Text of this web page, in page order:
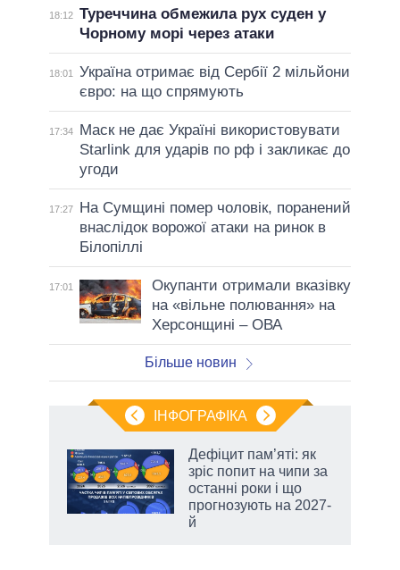
18:12 Туреччина обмежила рух суден у
Чорному морі через атаки
18:01 Україна отримає від Сербії 2 мільйони
євро: на що спрямують
17:34
Маск не дає Україні використовувати
Starlink для ударів по рф і закликає до
угоди
17:27
На Сумщині помер чоловік, поранений
внаслідок ворожої атаки на ринок в
Білопіллі
17:01
Окупанти отримали вказівку
на «вільне полювання» на
Херсонщині – ОВА
Більше новин
ІНФОГРАФІКА
Дефіцит пам’яті: як
зріс попит на чипи за
останні роки і що
прогнозують на 2027-
й